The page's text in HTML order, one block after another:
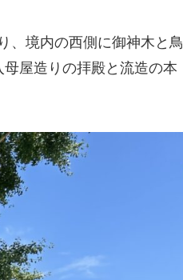
、境内の西側に御神木と鳥
屋造りの拝殿と流造の本